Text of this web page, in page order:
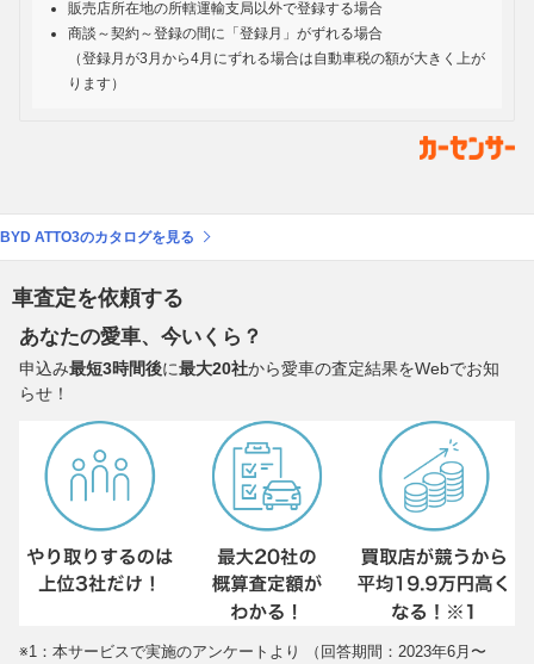
販売店所在地の所轄運輸支局以外で登録する場合
商談～契約～登録の間に「登録月」がずれる場合
（登録月が3月から4月にずれる場合は自動車税の額が大きく上が
ります）
BYD ATTO3のカタログを見る
車査定を依頼する
あなたの愛車、今いくら？
申込み最短3時間後に最大20社から愛車の査定結果をWebでお知
らせ！
※1：本サービスで実施のアンケートより （回答期間：2023年6月〜